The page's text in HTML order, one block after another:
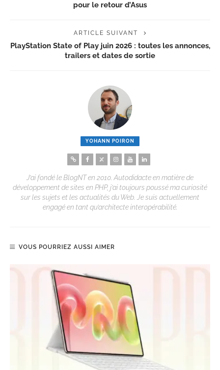
pour le retour d’Asus
ARTICLE SUIVANT
PlayStation State of Play juin 2026 : toutes les annonces,
trailers et dates de sortie
YOHANN POIRON
J’ai fondé le BlogNT en 2010. Autodidacte en matière de
développement de sites en PHP, j’ai toujours poussé ma curiosité
sur les sujets et les actualités du Web. Je suis actuellement
engagé en tant qu’architecte interopérabilité.
VOUS POURRIEZ AUSSI AIMER